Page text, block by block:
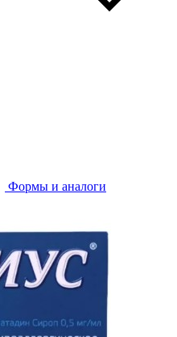
Формы и аналоги